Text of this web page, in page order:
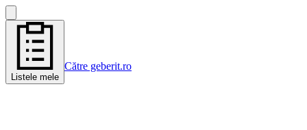
Listele mele
Către geberit.ro